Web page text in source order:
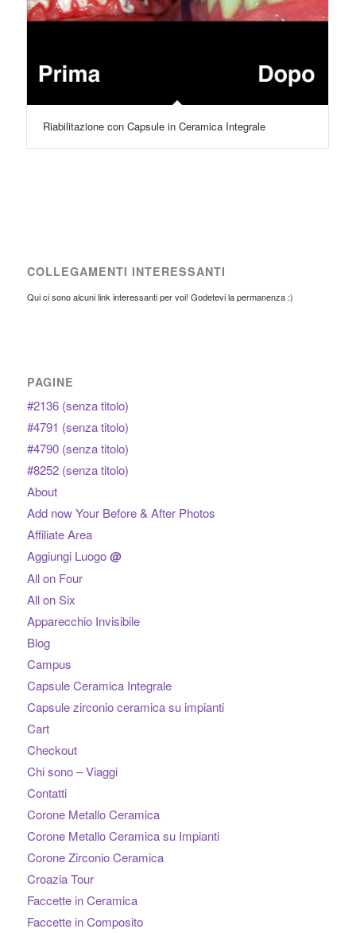
Riabilitazione con Capsule in Ceramica Integrale
COLLEGAMENTI INTERESSANTI
Qui ci sono alcuni link interessanti per voi! Godetevi la permanenza :)
PAGINE
#2136 (senza titolo)
#4791 (senza titolo)
#4790 (senza titolo)
#8252 (senza titolo)
About
Add now Your Before & After Photos
Affiliate Area
Aggiungi Luogo@
All on Four
All on Six
Apparecchio Invisibile
Blog
Campus
Capsule Ceramica Integrale
Capsule zirconio ceramica su impianti
Cart
Checkout
Chi sono – Viaggi
Contatti
Corone Metallo Ceramica
Corone Metallo Ceramica su Impianti
Corone Zirconio Ceramica
Croazia Tour
Faccette in Ceramica
Faccette in Composito